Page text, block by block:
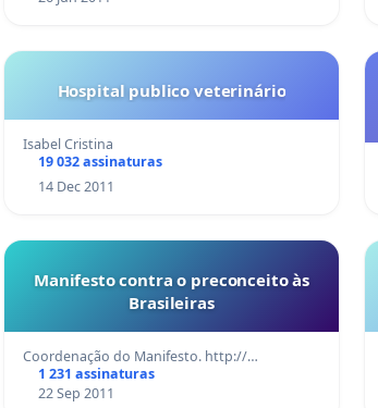
Hospital publico veterinário
Isabel Cristina
19 032 assinaturas
14 Dec 2011
Manifesto contra o preconceito às
Brasileiras
Coordenação do Manifesto. http://…
1 231 assinaturas
22 Sep 2011